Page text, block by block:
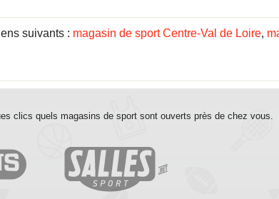
suivants : magasin de sport Centre-Val de Loire,
clics quels magasins de sport sont ouverts près de chez vous.